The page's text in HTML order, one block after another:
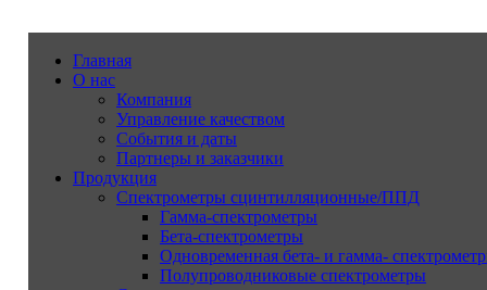
Главная
О нас
Компания
Управление качеством
События и даты
Партнеры и заказчики
Продукция
Спектрометры сцинтилляционные/ППД
Гамма-спектрометры
Бета-спектрометры
Одновременная бета- и гамма-
Полупроводниковые спектрометры